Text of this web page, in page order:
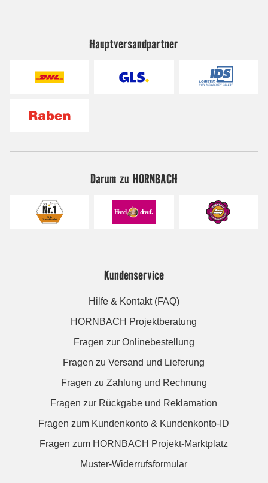
Hauptversandpartner
Darum zu HORNBACH
Kundenservice
Hilfe & Kontakt (FAQ)
HORNBACH Projektberatung
Fragen zur Onlinebestellung
Fragen zu Versand und Lieferung
Fragen zu Zahlung und Rechnung
Fragen zur Rückgabe und Reklamation
Fragen zum Kundenkonto & Kundenkonto-ID
Fragen zum HORNBACH Projekt-Marktplatz
Muster-Widerrufsformular